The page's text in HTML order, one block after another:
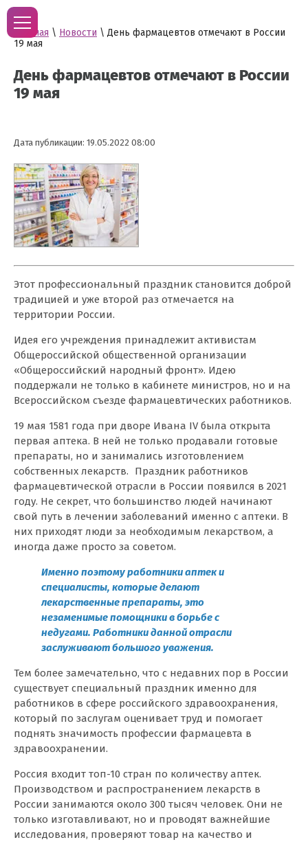
Главная \ Новости \ День фармацевтов отмечают в России
19 мая
День фармацевтов отмечают в России
19 мая
Дата публикации: 19.05.2022 08:00
Этот профессиональный праздник становится доброй
традицией и уже второй раз отмечается на
территории России.
Идея его учреждения принадлежит активистам
Общероссийской общественной организации
«Общероссийский народный фронт». Идею
поддержали не только в кабинете министров, но и на
Всероссийском съезде фармацевтических работников.
19 мая 1581 года при дворе Ивана IV была открыта
первая аптека. В ней не только продавали готовые
препараты, но и занимались изготовлением
собственных лекарств.
Праздник работников
фармацевтической отрасли в России появился в 2021
году. Не секрет, что большинство людей начинают
свой путь в лечении заболеваний именно с аптеки. В
них приходят люди за необходимым лекарством, а
иногда даже просто за советом.
Именно поэтому работники аптек и
специалисты, которые делают
лекарственные препараты, это
незаменимые помощники в борьбе с
недугами. Работники данной отрасли
заслуживают большого уважения.
Тем более замечательно, что с недавних пор в России
существует специальный праздник именно для
работников в сфере российского здравоохранения,
который по заслугам оценивает труд и помогает
поднять значимость профессии фармацевта в
здравоохранении.
Россия входит топ-10 стран по количеству аптек.
Производством и распространением лекарств в
России занимаются около 300 тысяч человек. Они не
только изготавливают, но и проводят важнейшие
исследования, проверяют товар на качество и